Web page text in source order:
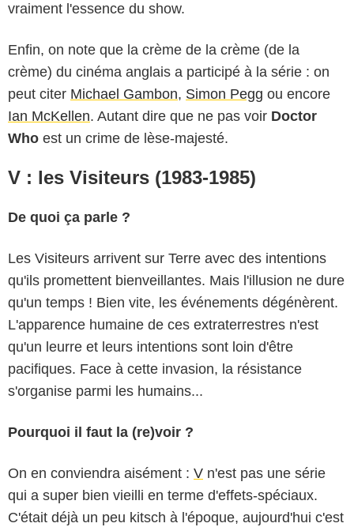
vraiment l'essence du show.
Enfin, on note que la crème de la crème (de la
crème) du cinéma anglais a participé à la série : on
peut citer Michael Gambon, Simon Pegg ou encore
Ian McKellen. Autant dire que ne pas voir Doctor
Who est un crime de lèse-majesté.
V : les Visiteurs (1983-1985)
De quoi ça parle ?
Les Visiteurs arrivent sur Terre avec des intentions
qu'ils promettent bienveillantes. Mais l'illusion ne dure
qu'un temps ! Bien vite, les événements dégénèrent.
L'apparence humaine de ces extraterrestres n'est
qu'un leurre et leurs intentions sont loin d'être
pacifiques. Face à cette invasion, la résistance
s'organise parmi les humains...
Pourquoi il faut la (re)voir ?
On en conviendra aisément : V n'est pas une série
qui a super bien vieilli en terme d'effets-spéciaux.
C'était déjà un peu kitsch à l'époque, aujourd'hui c'est